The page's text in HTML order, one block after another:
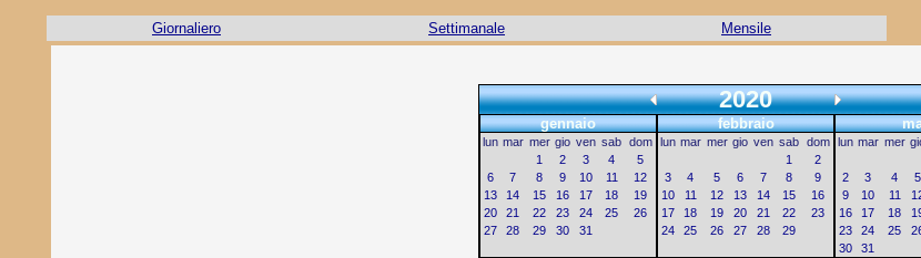
Giornaliero Settimanale Mensile
2020
gennaio
lun mar mer gio ven sab dom
1
2 3 4
5
6
7 8 9 10 11
12
13
14 15 16 17 18
19
20
21 22 23 24 25
26
27
28 29 30 31
febbraio
lun mar mer gio ven sab dom
1
2
3
4 5 6 7 8
9
10
11 12 13 14 15
16
17
18 19 20 21 22
23
24
25 26 27 28 29
lun mar mer
2
3 4 5
9
10 11
16
17 18
23
24 25
30
31